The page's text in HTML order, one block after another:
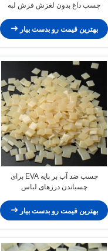
چسب داغ بدون لغزش فرش لبه
بهترین قیمت رو بدست بیار
چسب ضد آب بر پایه EVA برای
چسباندن درزهای لباس
بهترین قیمت رو بدست بیار